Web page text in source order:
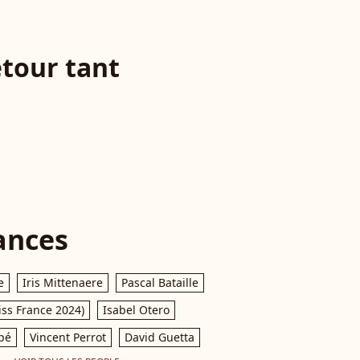
tant
Iris Mittenaere
Pascal Bataille
France 2024)
Isabel Otero
Vincent Perrot David Guetta